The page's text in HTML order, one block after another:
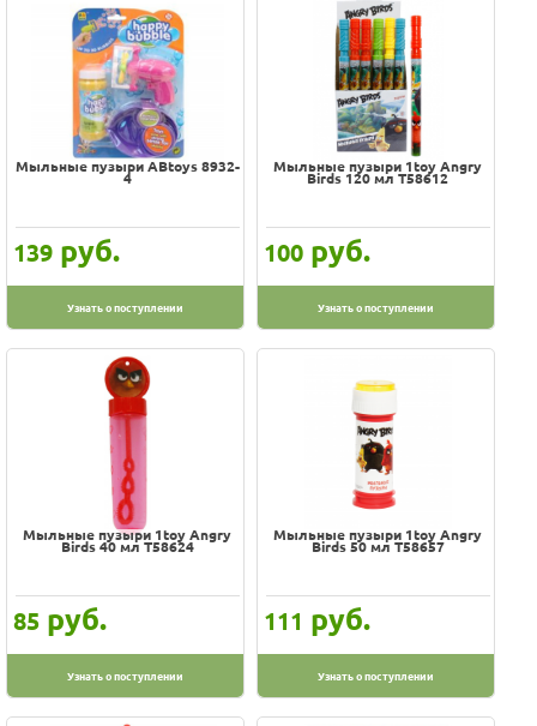
Мыльные пузыри ABtoys 8932-
4
139 руб.
Узнать о поступлении
Мыльные пузыри 1toy Angry
Birds 120 мл Т58612
100 руб.
Узнать о поступлении
Мыльные пузыри 1toy Angry
Birds 40 мл Т58624
85 руб.
Узнать о поступлении
Мыльные пузыри 1toy Angry
Birds 50 мл Т58657
111 руб.
Узнать о поступлении